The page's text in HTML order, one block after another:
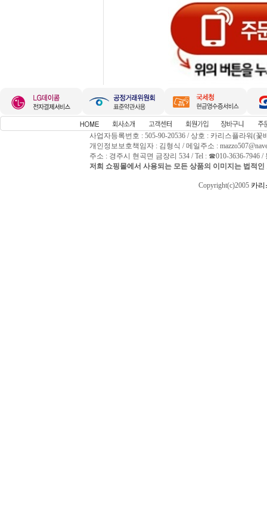
사업자등록번호 : 505-90-20536 / 상호 : 카리스플라워(꽃
개인정보보호책임자 : 김형식 / 메일주소 :
주소 : 경주시 현곡면 금장리 534 / Tel : ☎010-3636-7946
저희 쇼핑몰에서 사용되는 모든 상품의 이미지는 법적
Copyright(c)2005 카리